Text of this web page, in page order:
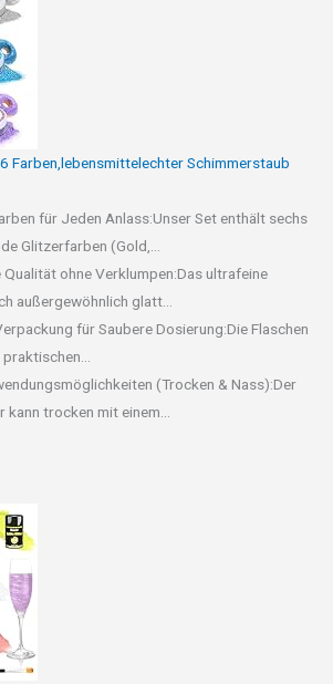
Farben,lebensmittelechter Schimmerstaub
für Jeden Anlass:Unser Set enthält sechs
Glitzerfarben (Gold,...
ohne Verklumpen:Das ultrafeine
außergewöhnlich glatt...
für Saubere Dosierung:Die Flaschen
(Trocken & Nass):Der
kann trocken mit einem...